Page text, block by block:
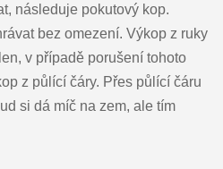
následuje pokutový kop.
bez omezení. Výkop z ruky
v případě porušení tohoto
z půlící čáry. Přes půlící čáru
si dá míč na zem, ale tím